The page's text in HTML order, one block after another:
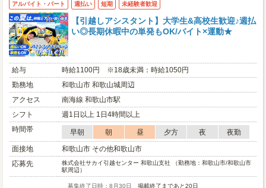
アルバイト・パート 週払い 短期 未経験者歓迎
【引越しアシスタント】大学生&高校生歓迎♪週払
い◎長期休暇中の単発もOK/バイト×運動★
給与
時給1100円 ※18歳未満：時給1050円
勤務地
和歌山市 和歌山城周辺
アクセス
南海線 和歌山市駅
シフト
週1日以上 1日4時間以上
時間帯
早朝 朝 昼 夕方 夜
夜勤
面接地
和歌山市 その他和歌山市
応募先
株式会社サカイ引越センター 和歌山支社 （勤務地：和歌山市/和歌山市
駅周辺）
募集終了日時：8月30日 掲載終了まであと20日